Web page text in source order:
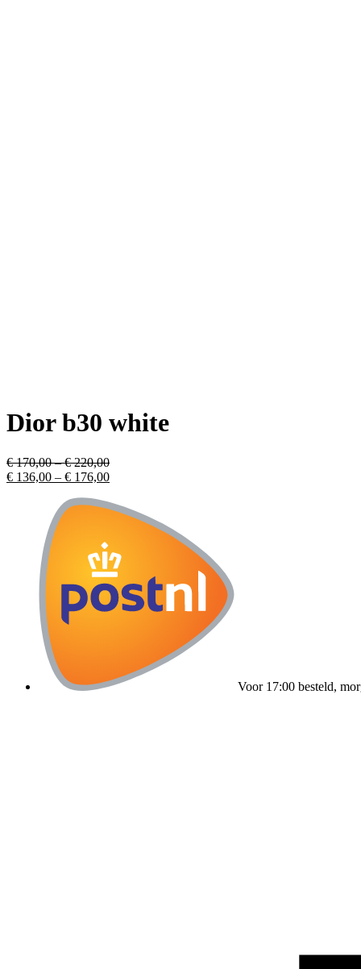
Dior b30 white
€170,00 – €220,00Price
range:
through
€ 220,00
€ 136,00 – € 176,00Price
€ 136,00
through
Voor 17:00 besteld,